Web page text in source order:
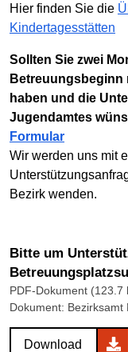
Hier finden Sie die
Kindertagesstätten
Sollten Sie zwei
Betreuungsbeginn
haben und die
Jugendamtes
Formular
Wir werden uns mit
Bezirk wenden.
Bitte um
PDF-Dokument (123.7
Dokument:
Download